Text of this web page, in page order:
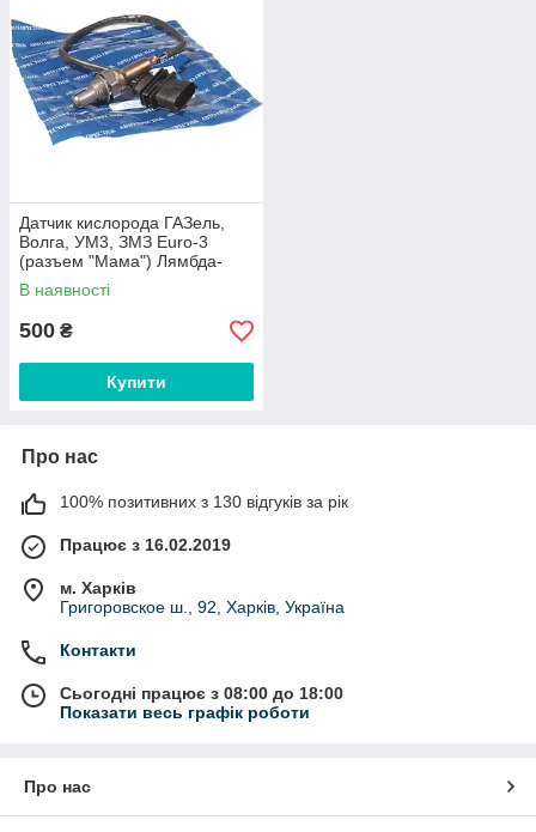
Датчик кислорода ГАЗель,
Волга, УМ3, ЗМЗ Euro-3
(разъем "Мама") Лямбда-
зонд 25.368889 «Авто
Престиж»
В наявності
500 ₴
Купити
Про нас
100% позитивних з 130 відгуків за рік
Працює з 16.02.2019
м. Харків
Григоровское ш., 92, Харків, Україна
Контакти
Сьогодні працює з 08:00 до 18:00
Показати весь графік роботи
Про нас